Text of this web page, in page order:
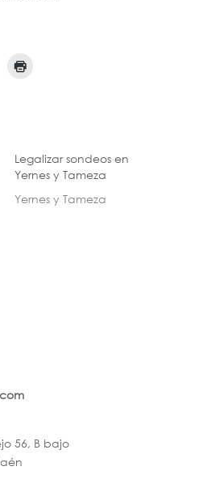
Legalizar sondeos en
Yernes y Tameza
Yernes y Tameza
56, B bajo